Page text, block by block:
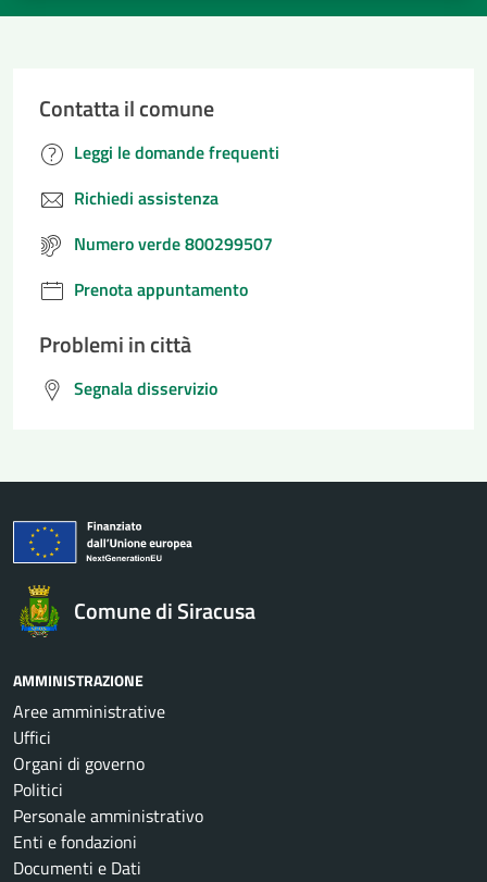
Contatta il comune
Leggi le domande frequenti
Richiedi assistenza
Numero verde 800299507
Prenota appuntamento
Problemi in città
Segnala disservizio
Comune di Siracusa
AMMINISTRAZIONE
Aree amministrative
Uffici
Organi di governo
Politici
Personale amministrativo
Enti e fondazioni
Documenti e Dati